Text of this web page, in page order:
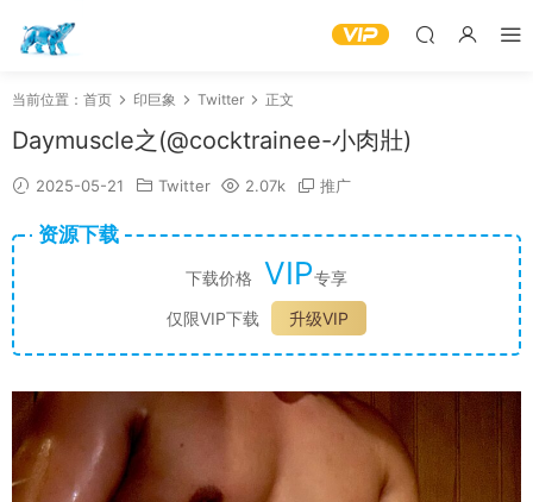
当前位置： 首页 印巨象 Twitter 正文
Daymuscle之(@cocktrainee-小肉壯)
2025-05-21 Twitter 2.07k 推广
资源下载
下载价格 VIP专享
仅限VIP下载
升级VIP